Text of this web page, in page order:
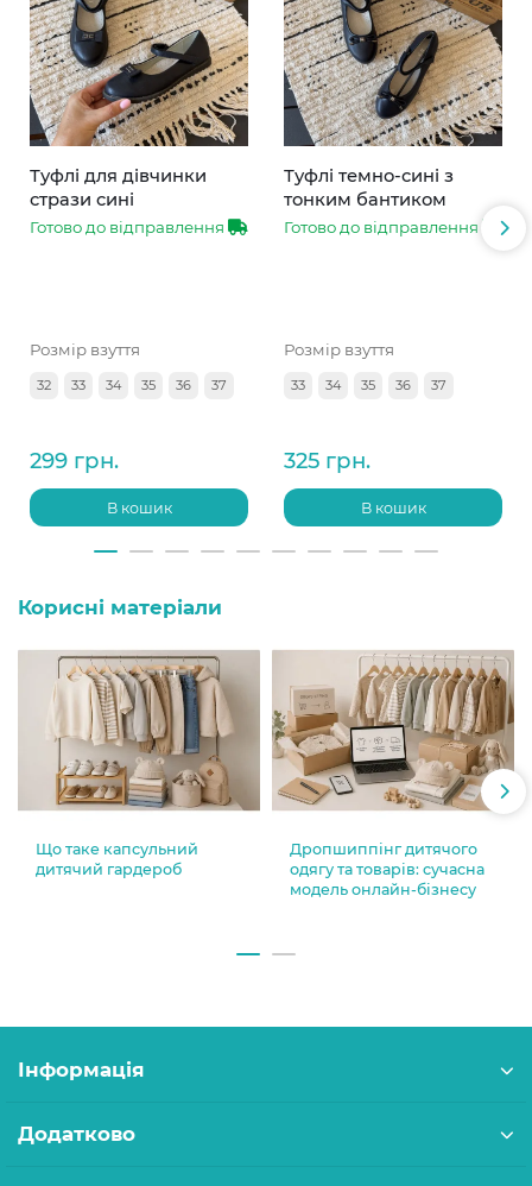
Туфлі для дівчинки
стрази сині
Готово до відправлення
Розмір взуття
32 33 34 35 36 37
299 грн.
В кошик
Туфлі темно-сині з
тонким бантиком
Готово до відправлення
Розмір взуття
33 34 35 36 37
325 грн.
В кошик
Корисні матеріали
Що таке капсульний
дитячий гардероб
Дропшиппінг дитячого
одягу та товарів: сучасна
модель онлайн-бізнесу
Інформація
Додатково